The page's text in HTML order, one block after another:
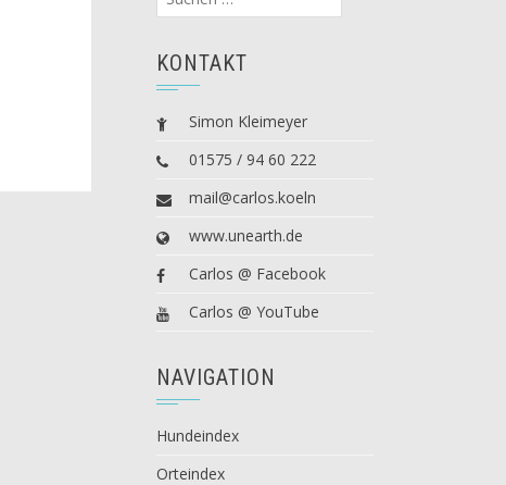
nach:
KONTAKT
Simon Kleimeyer
01575 / 94 60 222
mail@carlos.koeln
www.unearth.de
Carlos @ Facebook
Carlos @ YouTube
NAVIGATION
Hundeindex
Orteindex